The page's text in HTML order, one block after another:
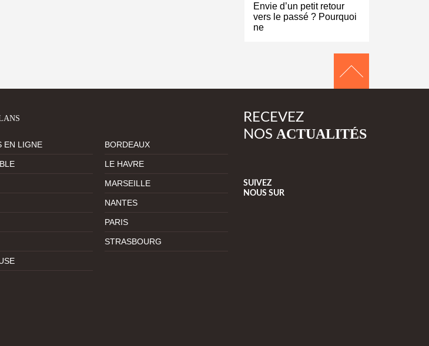
Envie d’un petit retour
vers le passé ? Pourquoi
ne
EN LIGNE BORDEAUX
LE HAVRE
MARSEILLE
NANTES
PARIS
STRASBOURG
RECEVEZ
NOS ACTUALITÉS
SUIVEZ
NOUS SUR